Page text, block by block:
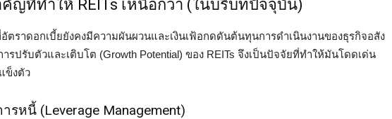
ญที่ทำให้ REITs เหนือกว่า (ในบริบทปัจจุบัน)
ตราดอกเบี้ยยังคงมีความผันผวนและเงินเฟ้อกดดันต้นทุนการดำเนินงานของธุรกิจอสัง
รปรับตัวและเติบโต (Growth Potential) ของ REITs จึงเป็นปัจจัยที่ทำให้มันโดดเด่น
ข็งตัว
รหนี้ (Leverage Management)